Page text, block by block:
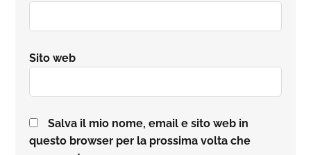
Sito web
Salva il mio nome, email e sito web in
questo browser per la prossima volta che